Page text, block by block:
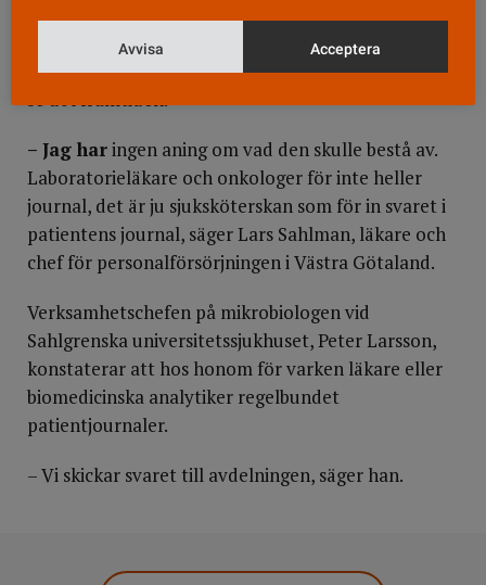
Socialstyrelsen, på socialdepartementet eller i
landstingen är man klar över om och i vilken
utsträckning de för journal i dag, eller hur det ska
se ut i framtiden.
– Jag haringen aning om vad den skulle bestå av.
Laboratorieläkare och onkologer för inte heller
journal, det är ju sjuksköterskan som för in svaret i
patientens journal, säger Lars Sahlman, läkare och
chef för personalförsörjningen i Västra Götaland.
Verksamhetschefen på mikrobiologen vid
Sahlgrenska universitetssjukhuset, Peter Larsson,
konstaterar att hos honom för varken läkare eller
biomedicinska analytiker regelbundet
patientjournaler.
– Vi skickar svaret till avdelningen, säger han.
Avvisa Acceptera